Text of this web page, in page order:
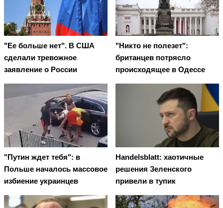
"Ее больше нет". В США
сделали тревожное
заявление о России
"Никто не полезет":
британцев потрясло
происходящее в Одессе
"Путин ждет тебя": в
Польше началось массовое
избиение украинцев
Handelsblatt: хаотичные
решения Зеленского
привели в тупик